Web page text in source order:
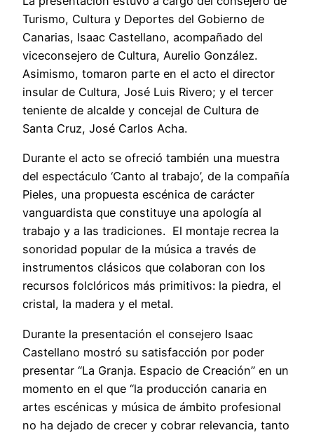
Turismo, Cultura y Deportes del Gobierno de
Canarias, Isaac Castellano, acompañado del
viceconsejero de Cultura, Aurelio González.
Asimismo, tomaron parte en el acto el director
insular de Cultura, José Luis Rivero; y el tercer
teniente de alcalde y concejal de Cultura de
Santa Cruz, José Carlos Acha.
Durante el acto se ofreció también una muestra
del espectáculo ‘Canto al trabajo’, de la compañía
Pieles, una propuesta escénica de carácter
vanguardista que constituye una apología al
trabajo y a las tradiciones. El montaje recrea la
sonoridad popular de la música a través de
instrumentos clásicos que colaboran con los
recursos folclóricos más primitivos: la piedra, el
cristal, la madera y el metal.
Durante la presentación el consejero Isaac
Castellano mostró su satisfacción por poder
presentar “La Granja. Espacio de Creación” en un
momento en el que “la producción canaria en
artes escénicas y música de ámbito profesional
no ha dejado de crecer y cobrar relevancia, tanto